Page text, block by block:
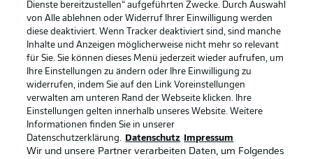
Rechtliche Hinweise Voreinstellungen verwalten
Datenschutz Nutzungsbedingungen
Broadcaster Kontakt
Jobs Impressum
Partner Spieler
Liveticker
Dienste bereitzustellen“ aufgeführten Zwecke. Durch Auswahl
von Alle ablehnen oder Widerruf Ihrer Einwilligung werden
diese deaktiviert. Wenn Tracker deaktiviert sind, sind manche
Inhalte und Anzeigen möglicherweise nicht mehr so relevant
für Sie. Sie können dieses Menü jederzeit wieder aufrufen, um
Ihre Einstellungen zu ändern oder Ihre Einwilligung zu
widerrufen, indem Sie auf den Link Voreinstellungen
verwalten am unteren Rand der Webseite klicken. Ihre
Einstellungen gelten innerhalb unseres Website. Weitere
Informationen finden Sie in unserer
Datenschutzerklärung.
Datenschutz Impressum
Wir und unsere Partner verarbeiten Daten, um Folgendes